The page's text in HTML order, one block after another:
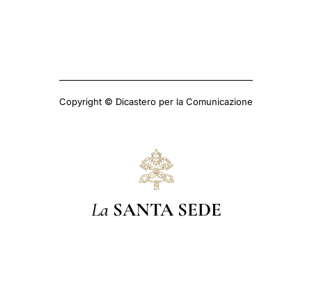
Copyright © Dicastero per la Comunicazione
La SANTA SEDE